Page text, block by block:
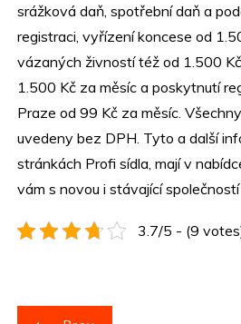
srážková daň, spotřební daň a
registraci, vyřízení koncese od
vázaných živností též od 1.500
1.500 Kč za měsíc a poskytnutí
Praze od 99 Kč za měsíc.
uvedeny bez DPH. Tyto a další
stránkách Profi sídla, mají v
vám s novou i stávající
3.7/5 - (9